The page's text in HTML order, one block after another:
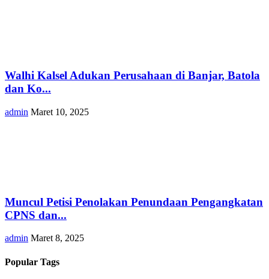
Walhi Kalsel Adukan Perusahaan di Banjar, Batola
dan Ko...
admin Maret 10, 2025
Muncul Petisi Penolakan Penundaan Pengangkatan
CPNS dan...
admin Maret 8, 2025
Popular Tags